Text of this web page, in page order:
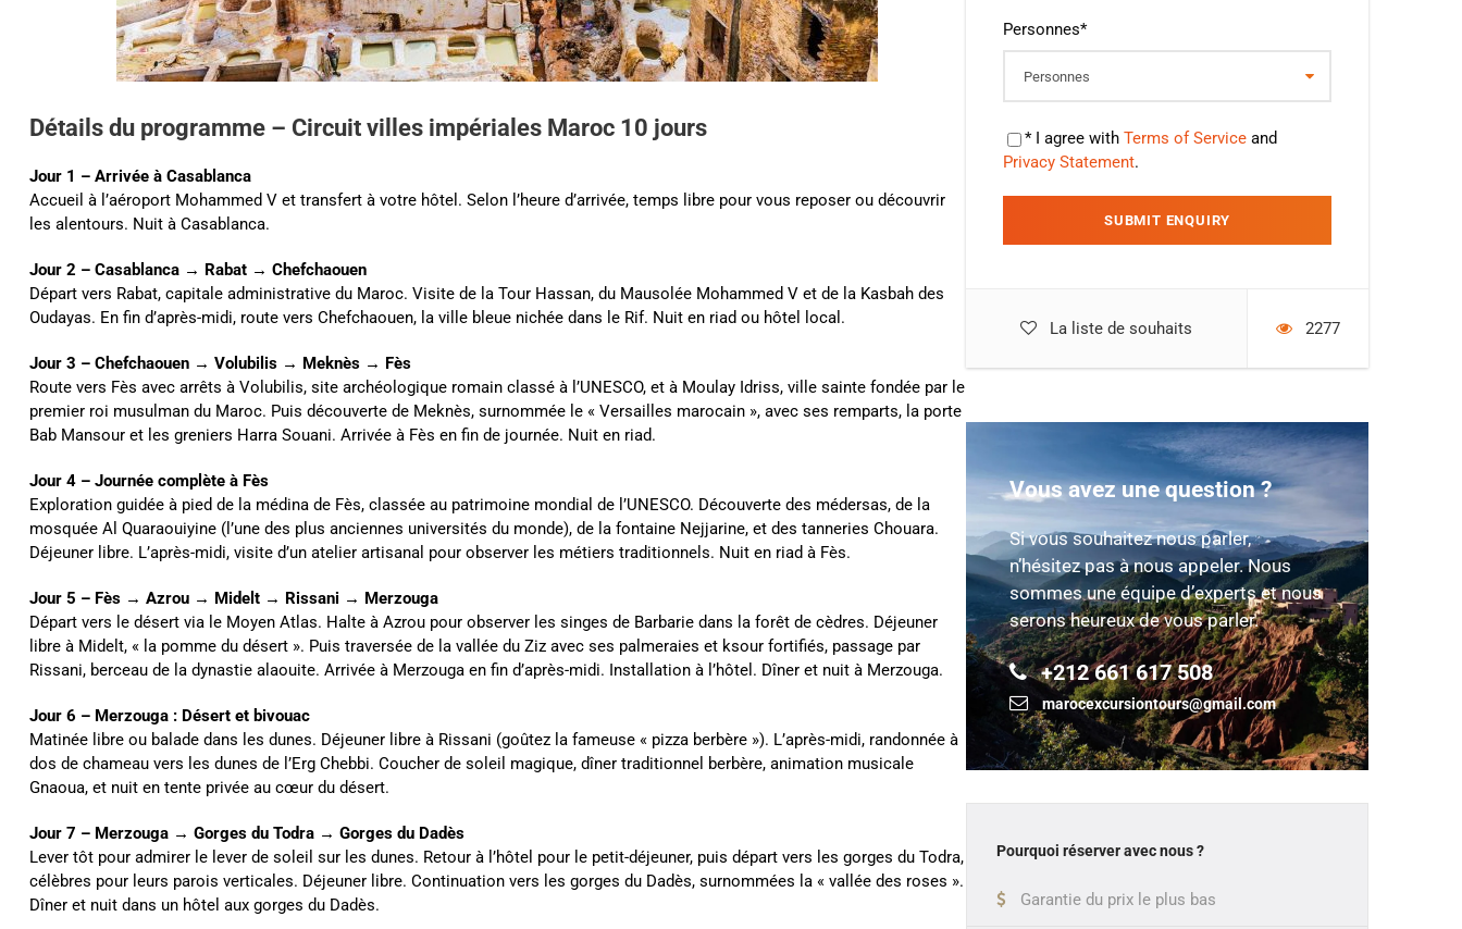
Personnes*
* I agree with Terms of Service and
Privacy Statement.
La liste de souhaits 2277
Vous avez une question ?
Si vous souhaitez nous parler,
n’hésitez pas à nous appeler. Nous
sommes une équipe d’experts et nous
serons heureux de vous parler.
+212 661 617 508
marocexcursiontours@gmail.com
Pourquoi réserver avec nous ?
Garantie du prix le plus bas
Détails du programme – Circuit villes impériales Maroc 10 jours
Jour 1 – Arrivée à Casablanca
Accueil à l’aéroport Mohammed V et transfert à votre hôtel. Selon l’heure d’arrivée, temps libre pour vous reposer ou découvrir
les alentours. Nuit à Casablanca.
Jour 2 – Casablanca → Rabat → Chefchaouen
Départ vers Rabat, capitale administrative du Maroc. Visite de la Tour Hassan, du Mausolée Mohammed V et de la Kasbah des
Oudayas. En fin d’après-midi, route vers Chefchaouen, la ville bleue nichée dans le Rif. Nuit en riad ou hôtel local.
Jour 3 – Chefchaouen → Volubilis → Meknès → Fès
Route vers Fès avec arrêts à Volubilis, site archéologique romain classé à l’UNESCO, et à Moulay Idriss, ville sainte fondée par le
premier roi musulman du Maroc. Puis découverte de Meknès, surnommée le « Versailles marocain », avec ses remparts, la porte
Bab Mansour et les greniers Harra Souani. Arrivée à Fès en fin de journée. Nuit en riad.
Jour 4 – Journée complète à Fès
Exploration guidée à pied de la médina de Fès, classée au patrimoine mondial de l’UNESCO. Découverte des médersas, de la
mosquée Al Quaraouiyine (l’une des plus anciennes universités du monde), de la fontaine Nejjarine, et des tanneries Chouara.
Déjeuner libre. L’après-midi, visite d’un atelier artisanal pour observer les métiers traditionnels. Nuit en riad à Fès.
Jour 5 – Fès → Azrou → Midelt → Rissani → Merzouga
Départ vers le désert via le Moyen Atlas. Halte à Azrou pour observer les singes de Barbarie dans la forêt de cèdres. Déjeuner
libre à Midelt, « la pomme du désert ». Puis traversée de la vallée du Ziz avec ses palmeraies et ksour fortifiés, passage par
Rissani, berceau de la dynastie alaouite. Arrivée à Merzouga en fin d’après-midi. Installation à l’hôtel. Dîner et nuit à Merzouga.
Jour 6 – Merzouga : Désert et bivouac
Matinée libre ou balade dans les dunes. Déjeuner libre à Rissani (goûtez la fameuse « pizza berbère »). L’après-midi, randonnée à
dos de chameau vers les dunes de l’Erg Chebbi. Coucher de soleil magique, dîner traditionnel berbère, animation musicale
Gnaoua, et nuit en tente privée au cœur du désert.
Jour 7 – Merzouga → Gorges du Todra → Gorges du Dadès
Lever tôt pour admirer le lever de soleil sur les dunes. Retour à l’hôtel pour le petit-déjeuner, puis départ vers les gorges du Todra,
célèbres pour leurs parois verticales. Déjeuner libre. Continuation vers les gorges du Dadès, surnommées la « vallée des roses ».
Dîner et nuit dans un hôtel aux gorges du Dadès.